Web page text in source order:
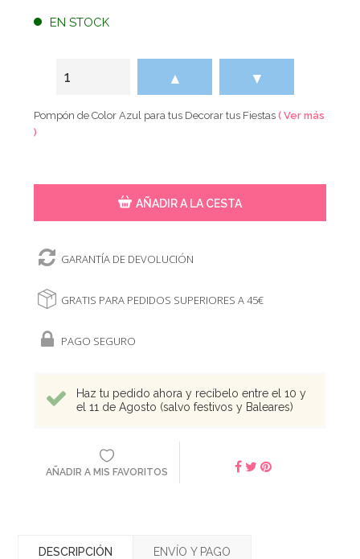
EN STOCK
▲ ▼
Pompón de Color Azul para tus Decorar tus Fiestas( Ver más
)
AÑADIR A LA CESTA
GARANTÍA DE DEVOLUCIÓN
GRATIS PARA PEDIDOS SUPERIORES A 45€
PAGO SEGURO
Haz tu pedido ahora y recíbelo entre el 10 y
el 11 de Agosto (salvo festivos y Baleares)
AÑADIR A MIS FAVORITOS
DESCRIPCIÓN ENVÍO Y PAGO